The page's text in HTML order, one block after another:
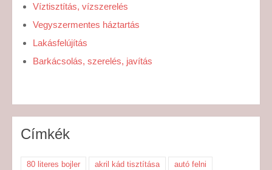
Víztisztítás, vízszerelés
Vegyszermentes háztartás
Lakásfelújítás
Barkácsolás, szerelés, javítás
Címkék
80 literes bojler akril kád tisztítása autó felni